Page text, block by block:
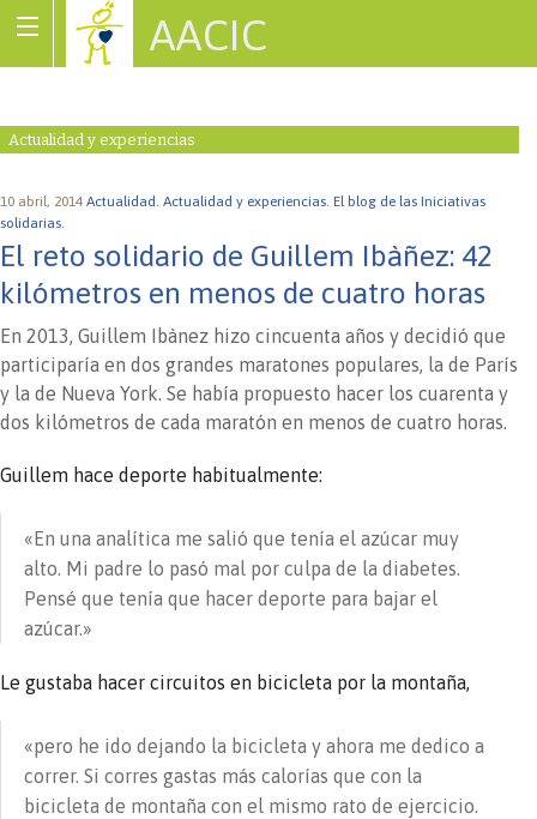
AACIC
Actualidad y experiencias
10 abril, 2014 Actualidad. Actualidad y experiencias. El blog de las Iniciativas
solidarias.
El reto solidario de Guillem Ibàñez: 42
kilómetros en menos de cuatro horas
En 2013, Guillem Ibànez hizo cincuenta años y decidió que
participaría en dos grandes maratones populares, la de París
y la de Nueva York. Se había propuesto hacer los cuarenta y
dos kilómetros de cada maratón en menos de cuatro horas.
Guillem hace deporte habitualmente:
«En una analítica me salió que tenía el azúcar muy
alto. Mi padre lo pasó mal por culpa de la diabetes.
Pensé que tenía que hacer deporte para bajar el
azúcar.»
Le gustaba hacer circuitos en bicicleta por la montaña,
«pero he ido dejando la bicicleta y ahora me dedico a
correr. Si corres gastas más calorías que con la
bicicleta de montaña con el mismo rato de ejercicio.